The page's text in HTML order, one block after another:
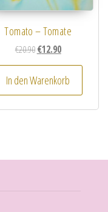
Tomato – Tomate
€20.90 Ursprünglicher Preis
€12.90Aktueller Preis
In den Warenkorb